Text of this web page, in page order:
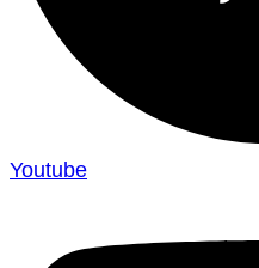
Youtube